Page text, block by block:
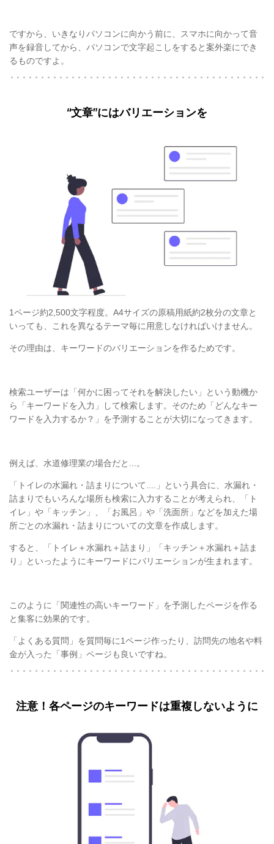
ですから、いきなりパソコンに向かう前に、スマホに向かって音
声を録音してから、パソコンで文字起こしをすると案外楽にでき
るものですよ。
“文章”にはバリエーションを
1ページ約2,500文字程度。A4サイズの原稿用紙約2枚分の文章と
いっても、これを異なるテーマ毎に用意しなければいけません。
その理由は、キーワードのバリエーションを作るためです。
検索ユーザーは「何かに困ってそれを解決したい」という動機か
ら「キーワードを入力」して検索します。そのため「どんなキー
ワードを入力するか？」を予測することが大切になってきます。
例えば、水道修理業の場合だと...。
「トイレの水漏れ・詰まりについて....」という具合に、水漏れ・
詰まりでもいろんな場所も検索に入力することが考えられ、「ト
イレ」や「キッチン」、「お風呂」や「洗面所」などを加えた場
所ごとの水漏れ・詰まりについての文章を作成します。
すると、「トイレ＋水漏れ＋詰まり」「キッチン＋水漏れ＋詰ま
り」といったようにキーワードにバリエーションが生まれます。
このように「関連性の高いキーワード」を予測したページを作る
と集客に効果的です。
「よくある質問」を質問毎に1ページ作ったり、訪問先の地名や料
金が入った「事例」ページも良いですね。
注意！各ページのキーワードは重複しないように